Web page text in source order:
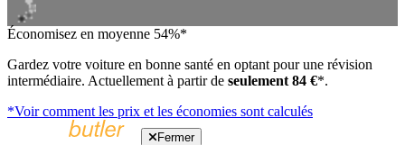
Économisez en moyenne 54%*
Gardez votre voiture en bonne santé en optant pour une révision
intermédiaire. Actuellement à partir de seulement 84 €*.
*Voir comment les prix et les économies sont calculés
Fermer